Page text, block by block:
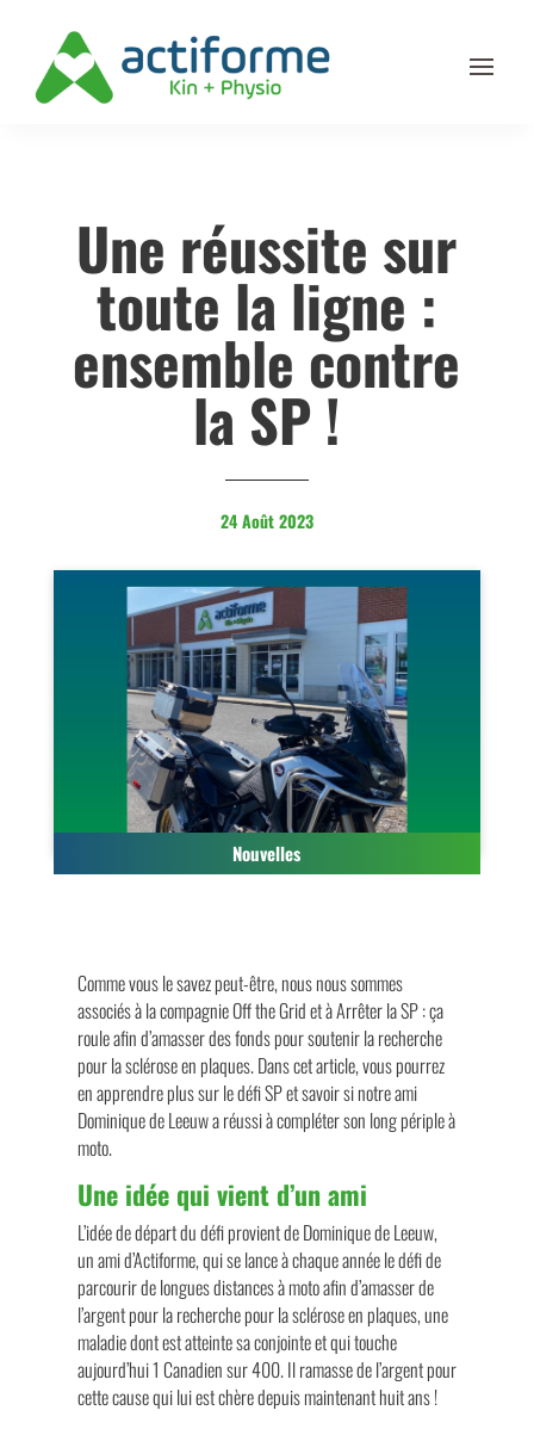
Une réussite sur
toute la ligne :
ensemble contre
la SP !
24 Août 2023
Nouvelles
Comme vous le savez peut-être, nous nous sommes
associés à la compagnie Off the Grid et à Arrêter la SP : ça
roule afin d’amasser des fonds pour soutenir la recherche
pour la sclérose en plaques. Dans cet article, vous pourrez
en apprendre plus sur le défi SP et savoir si notre ami
Dominique de Leeuw a réussi à compléter son long périple à
moto.
Une idée qui vient d’un ami
L’idée de départ du défi provient de Dominique de Leeuw,
un ami d’Actiforme, qui se lance à chaque année le défi de
parcourir de longues distances à moto afin d’amasser de
l’argent pour la recherche pour la sclérose en plaques, une
maladie dont est atteinte sa conjointe et qui touche
aujourd’hui 1 Canadien sur 400. Il ramasse de l’argent pour
cette cause qui lui est chère depuis maintenant huit ans !